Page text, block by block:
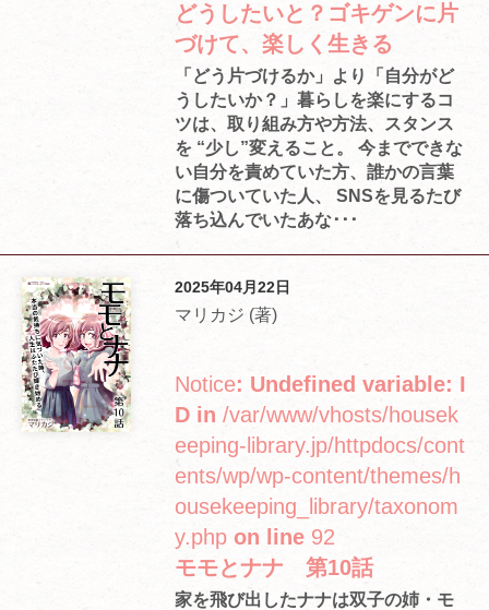
どうしたいと？ゴキゲンに片
づけて、楽しく生きる
「どう片づけるか」より「自分がど
うしたいか？」暮らしを楽にするコ
ツは、取り組み方や方法、スタンス
を “少し”変えること。 今までできな
い自分を責めていた方、誰かの言葉
に傷ついていた人、 SNSを見るたび
落ち込んでいたあな･･･
2025年04月22日
マリカジ (著)
Notice: Undefined variable: I
D in /var/www/vhosts/housek
eeping-library.jp/httpdocs/cont
ents/wp/wp-content/themes/h
ousekeeping_library/taxonom
y.php on line 92
モモとナナ 第10話
家を飛び出したナナは双子の姉・モ